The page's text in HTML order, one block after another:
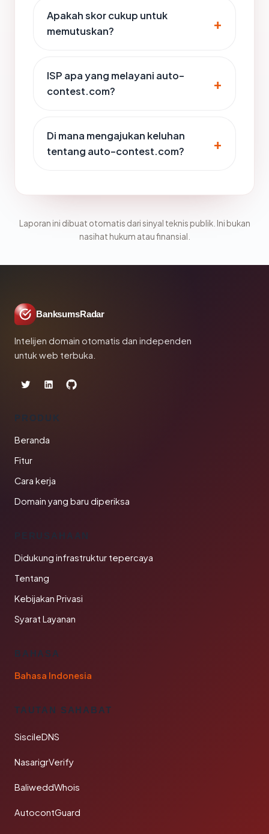
Apakah skor cukup untuk
memutuskan?
ISP apa yang melayani auto-
contest.com?
Di mana mengajukan keluhan
tentang auto-contest.com?
Laporan ini dibuat otomatis dari sinyal teknis publik. Ini bukan
nasihat hukum atau finansial.
BanksumsRadar
Intelijen domain otomatis dan independen
untuk web terbuka.
PRODUK
Beranda
Fitur
Cara kerja
Domain yang baru diperiksa
PERUSAHAAN
Didukung infrastruktur tepercaya
Tentang
Kebijakan Privasi
Syarat Layanan
BAHASA
Bahasa Indonesia
TAUTAN SAHABAT
SiscileDNS
NasarigrVerify
BaliweddWhois
AutocontGuard